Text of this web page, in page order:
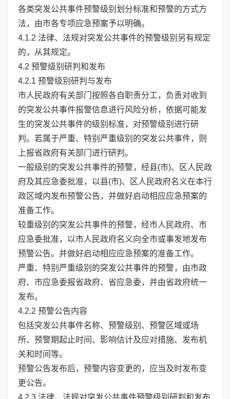
各类突发公共事件预警级别划分标准和预警的方式方
法，由市各专项应急预案予以明确。
4.1.2 法律、法规对突发公共事件的预警级别另有规定
的，从其规定。
4.2 预警级别研判和发布
4.2.1 预警级别研判与发布
市人民政府有关部门按照各自职责分工，负责对收到
的突发公共事件报警信息进行风险分析，依据可能发
生的突发公共事件的级别标准，对预警级别进行研
判。若属于严重、特别严重级别的突发公共事件，则
上报省政府有关部门进行研判。
一般级别的突发公共事件的预警，经县(市)、区人民政
府及其应急委批准，以县(市)、区人民政府名义在本行
政区域内发布预警公告，并做好启动相应应急预案的
准备工作。
较重级别的突发公共事件的预警，经市人民政府、市
应急委批准，以市人民政府名义向全市或事发地发布
预警公告。并做好启动相应应急预案的准备工作。
严重、特别严重级别的突发公共事件的预警，由市政
府、市应急委报省政府、省应急委，并由省政府统一
发布。
4.2.2 预警公告内容
包括突发公共事件名称、预警级别、预警区域或场
所、预警期起止时间、影响估计及应对措施、发布机
关和时间等。
预警公告发布后，预警内容变更的，应当及时发布变
更公告。